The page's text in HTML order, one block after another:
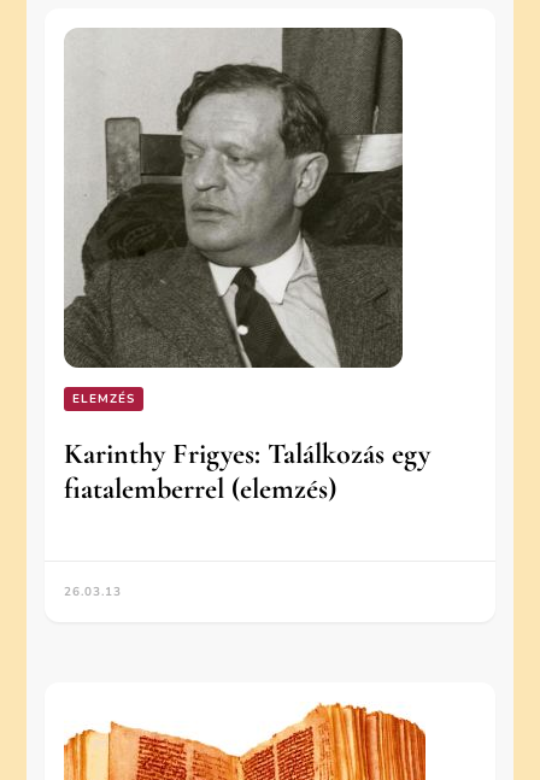
ELEMZÉS
Karinthy Frigyes: Találkozás egy
fiatalemberrel (elemzés)
26.03.13